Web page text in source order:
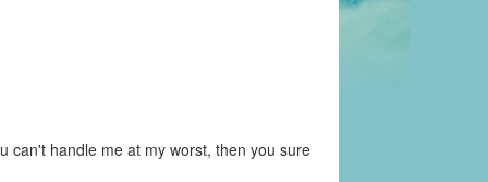
can't handle me at my worst, then you sure